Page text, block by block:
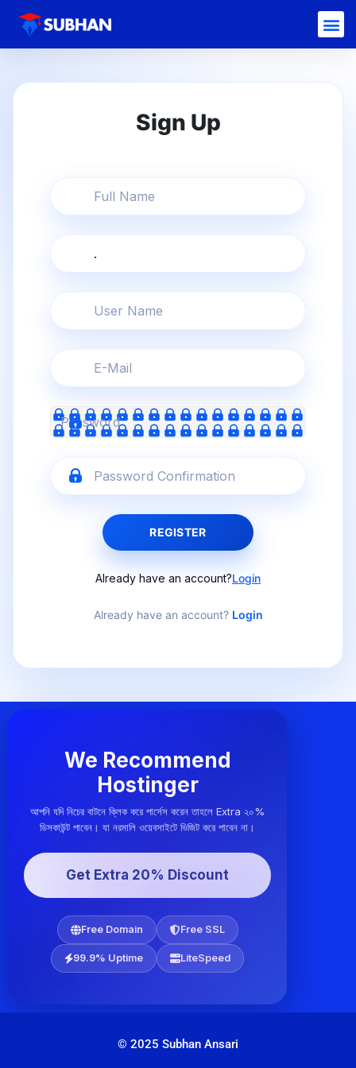
REGISTER
Already have an account?Login
Already have an account? Login
We Recommend
Hostinger
আপনি যদি নিচের বাটনে ক্লিক করে পার্সেস করেন তাহলে Extra ২০%
ডিসকাউন্ট পাবেন। যা নরমালি ওয়েবসাইটে ভিজিট করে পাবেন না।
Get Extra 20% Discount
Free Domain Free SSL
99.9% Uptime LiteSpeed
© 2025 Subhan Ansari